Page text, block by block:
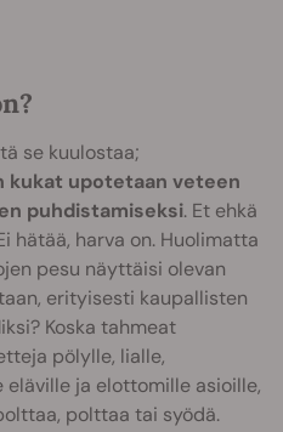
se kuulostaa;
kukat upotetaan veteen
puhdistamiseksi. Et ehkä
hätää, harva on. Huolimatta
pesu näyttäisi olevan
erityisesti kaupallisten
Koska tahmeat
pölylle, lialle,
ja elottomille asioille,
polttaa tai syödä.